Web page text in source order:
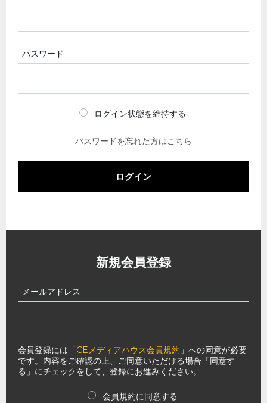
パスワード
ログイン状態を維持する
パスワードを忘れた方はこちら
ログイン
新規会員登録
メールアドレス
会員登録には「CEメディアハウス会員規約 」への同意が必要
です。内容をご確認の上、ご同意いただける場合「同意す
る」にチェックをして、登録にお進みください。
会員規約に同意する